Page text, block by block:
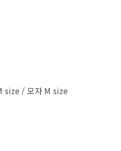
size / 모자 M size